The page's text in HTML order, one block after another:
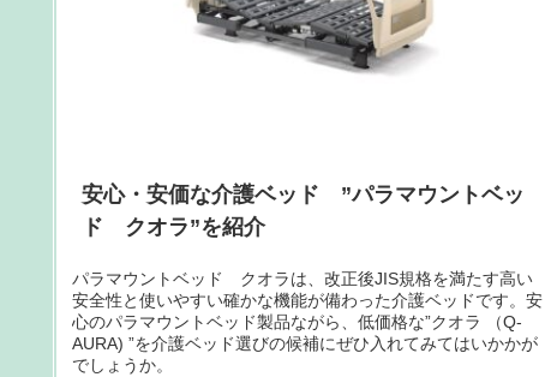
安心・安価な介護ベッド ”パラマウントベッ
ド クオラ”を紹介
パラマウントベッド クオラは、改正後JIS規格を満たす高い
安全性と使いやすい確かな機能が備わった介護ベッドです。安
心のパラマウントベッド製品ながら、低価格な”クオラ （Q-
AURA) ”を介護ベッド選びの候補にぜひ入れてみてはいかかが
でしょうか。